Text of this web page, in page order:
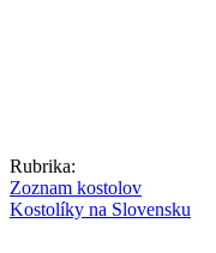
Rubrika:
Zoznam kostolov
Kostolíky na Slovensku